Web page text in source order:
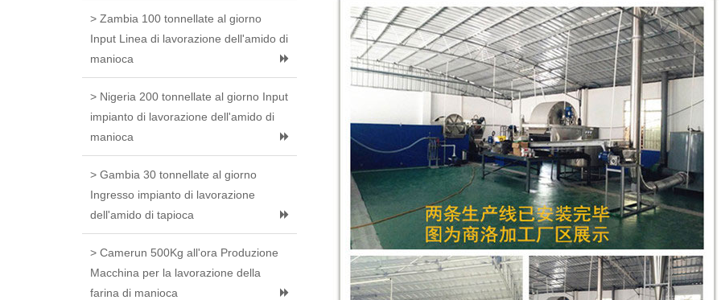
> Zambia 100 tonnellate al giorno
Input Linea di lavorazione dell'amido di
manioca
> Nigeria 200 tonnellate al giorno Input
impianto di lavorazione dell'amido di
manioca
> Gambia 30 tonnellate al giorno
Ingresso impianto di lavorazione
dell'amido di tapioca
> Camerun 500Kg all'ora Produzione
Macchina per la lavorazione della
farina di manioca